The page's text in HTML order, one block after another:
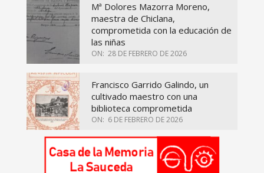
Mª Dolores Mazorra Moreno,
maestra de Chiclana,
comprometida con la educación de
las niñas
ON: 28 DE FEBRERO DE 2026
Francisco Garrido Galindo, un
cultivado maestro con una
biblioteca comprometida
ON: 6 DE FEBRERO DE 2026